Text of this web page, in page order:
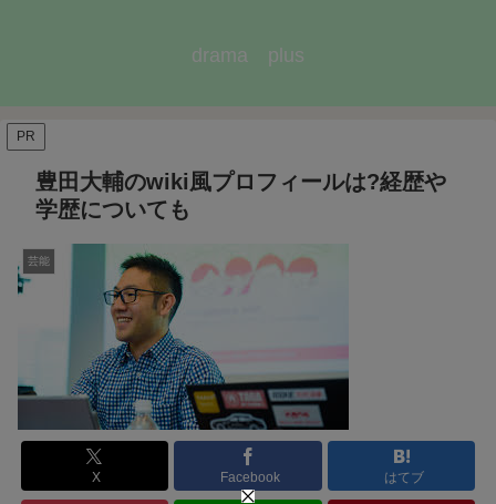
drama plus
PR
豊田大輔のwiki風プロフィールは?経歴や
学歴についても
芸能
X Facebook はてブ